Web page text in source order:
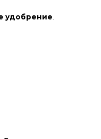
удобрение.